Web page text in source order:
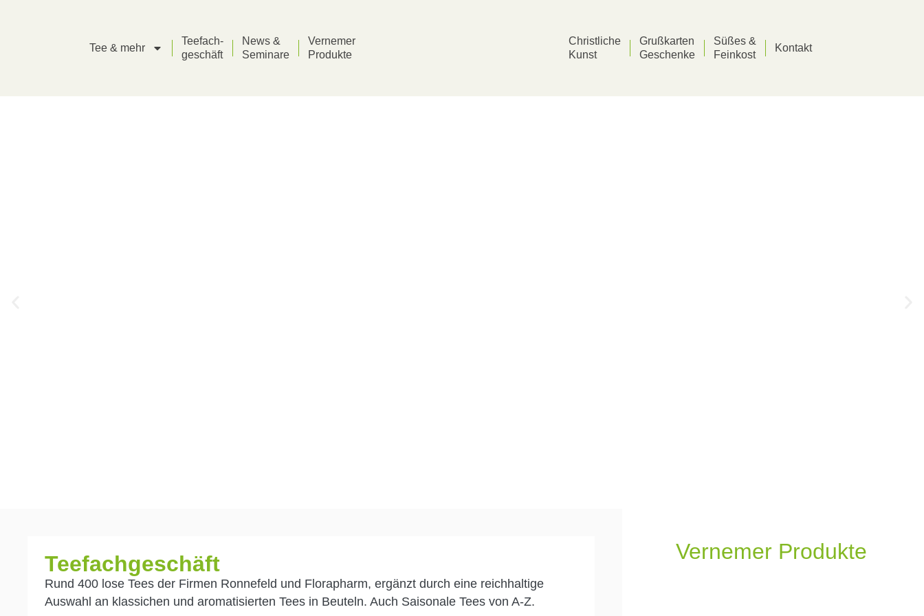
Tee & mehr
Teefach-
geschäft
News &
Seminare
Vernemer
Produkte
Christliche
Kunst
Grußkarten
Geschenke
Süßes &
Feinkost
Kontakt
Unser Teesortiment
"Tee ist ein Kunstwerk und baucht eines Meisters Hand, um seine
Teefachgeschäft
Rund 400 lose Tees der Firmen Ronnefeld und Florapharm, ergänzt durch eine reichhaltige
Auswahl an klassichen und aromatisierten Tees in Beuteln. Auch Saisonale Tees von A-Z.
Vernemer Produkte